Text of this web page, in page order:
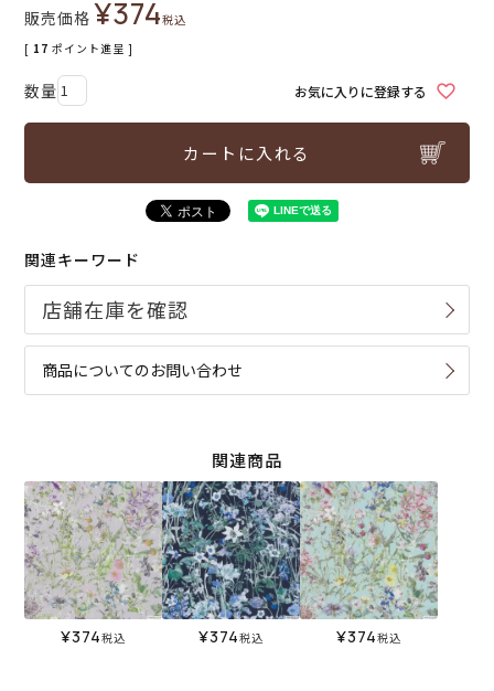
販売価格 ¥374税込
[ 17 ポイント進呈 ]
お気に入りに登録する
カートに入れる
関連キーワード
商品についてのお問い合わせ
関連商品
¥374税込 ¥374税込 ¥374税込